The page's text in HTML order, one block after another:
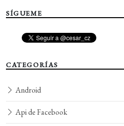
SÍGUEME
CATEGORÍAS
Android
Api de Facebook